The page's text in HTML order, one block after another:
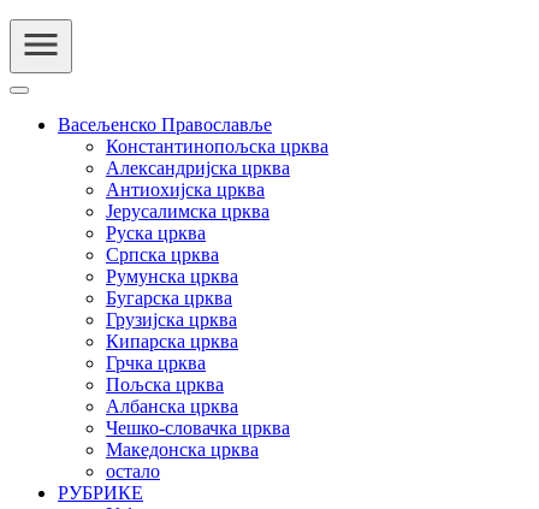
Васељенско Православље
Константинопољска црква
Александријска црква
Антиохијска црква
Јерусалимска црква
Руска црква
Српска црква
Румунска црква
Бугарска црква
Грузијска црква
Кипарска црква
Грчка црква
Пољска црква
Албанска црква
Чешко-словачка црква
Македонска црква
остало
РУБРИКЕ